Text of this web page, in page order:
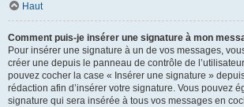
Haut
Comment puis-je insérer une signature à mon
Pour insérer une signature à un de vos messages,
créer une depuis le panneau de contrôle de
pouvez cocher la case « Insérer une signature »
rédaction afin d’insérer votre signature. Vous pouvez
signature qui sera insérée à tous vos messages en